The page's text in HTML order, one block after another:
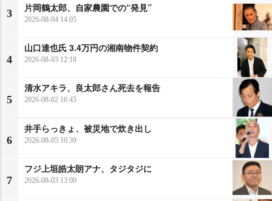
3
片岡鶴太郎、自家農園での“発見”
2026-08-04 14:05
4
山口達也氏 3.4万円の湘南物件契約
2026-08-03 12:18
5
清水アキラ、良太郎さん死去を報告
2026-08-02 16:45
6
井手らっきょ、被災地で炊き出し
2026-08-05 10:39
7
フジ上垣皓太朗アナ、タジタジに
2026-08-03 13:00